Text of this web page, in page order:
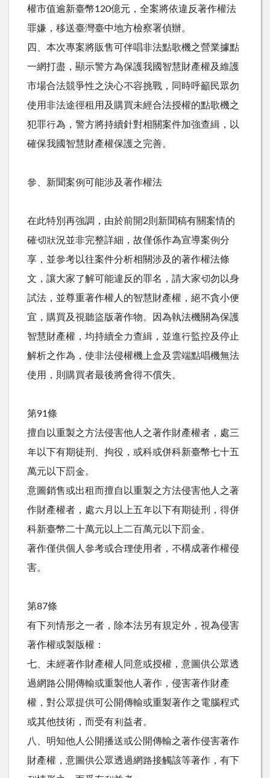
權市值逾新臺幣120億元，全案將依違反著作權法
罪嫌，移送臺灣臺中地方檢察署偵辦。
四、本次專案將販售可伴唱非法點歌機之營業據點
一網打盡，顯示警方為保護我國智慧財產權及維護
市場合法競爭性之決心不容挑戰，同時呼籲民眾勿
使用非法途徑租用及購買未經合法授權的點歌機之
犯罪行為，警方將持續針對相關案件加強查緝，以
確保我國智慧財產權保護之完善。
參、新聞案例可能涉及著作權法
在此特別再強調，由於前開2則新聞稿有關案情的
確切狀況並非完整詳細，故僅係作為宣導案例分
享，並參考以往案件分析相關涉及的著作權法條
文，讓大家了解可能違反的罪名，請大家切勿以身
試法，並尊重著作權人的智慧財產權，絕不貪小便
宜，購買及視聽盜版著作物。因為執法機關為保護
智慧財產權，均持續全力查緝，並進行監控及停止
解析之作為，使非法侵權機上盒及雲端點唱機無法
使用，則購買者最後將會得不償失。
第91條
擅自以重製之方法侵害他人之著作財產權者，處三
年以下有期徒刑、拘役，或科或併科新臺幣七十五
萬元以下罰金。
意圖銷售或出租而擅自以重製之方法侵害他人之著
作財產權者，處六月以上五年以下有期徒刑，得併
科新臺幣二十萬元以上二百萬元以下罰金。
著作僅供個人參考或合理使用者，不構成著作權侵
害。
第87條
有下列情形之一者，除本法另有規定外，視為侵害
著作權或製版權：
七、未經著作財產權人同意或授權，意圖供公眾透
過網路公開傳輸或重製他人著作，侵害著作財產
權，對公眾提供可公開傳輸或重製著作之電腦程式
或其他技術，而受有利益者。
八、明知他人公開播送或公開傳輸之著作侵害著作
財產權，意圖供公眾透過網路接觸該等著作，有下